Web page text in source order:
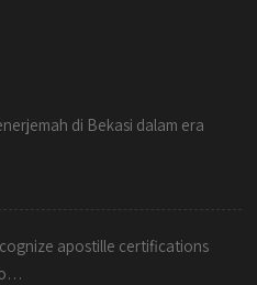
di Bekasi dalam era
apostille certifications